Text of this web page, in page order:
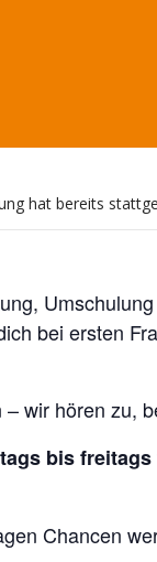
hat bereits
bei ersten
– wir hören zu,
bis freitags
Chancen